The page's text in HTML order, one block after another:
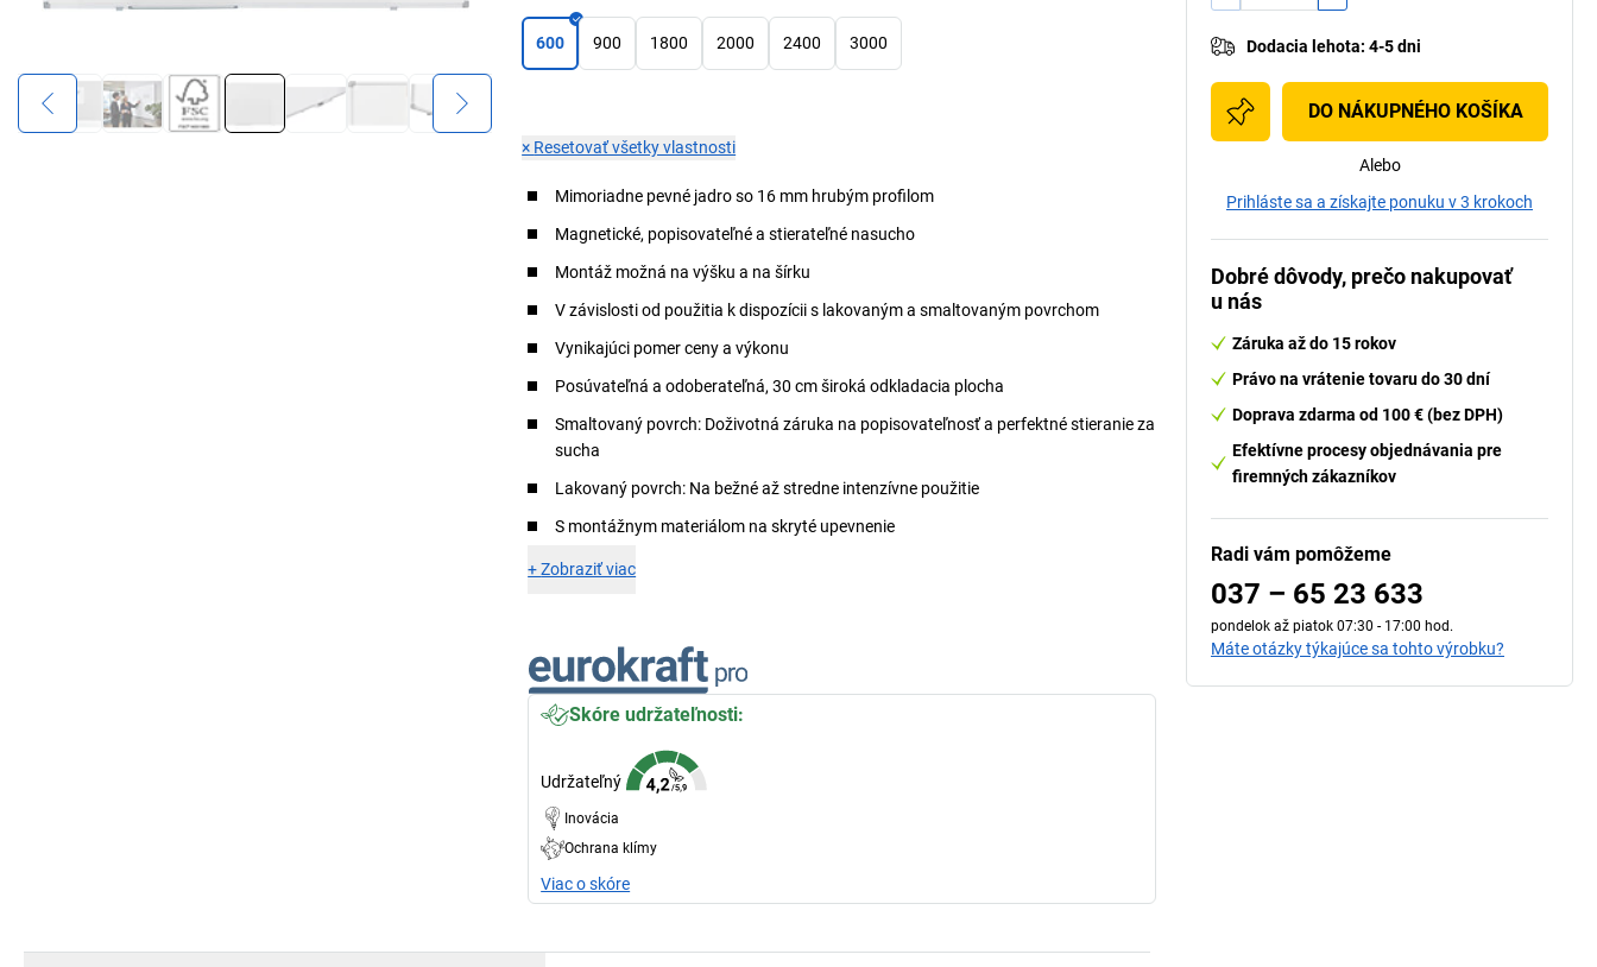
600 900 1800 2000 2400 3000
× Resetovať všetky vlastnosti
Mimoriadne pevné jadro so 16 mm hrubým profilom
Magnetické, popisovateľné a stierateľné nasucho
Montáž možná na výšku a na šírku
V závislosti od použitia k dispozícii s lakovaným a smaltovaným povrchom
Vynikajúci pomer ceny a výkonu
Posúvateľná a odoberateľná, 30 cm široká odkladacia plocha
Smaltovaný povrch: Doživotná záruka na popisovateľnosť a perfektné stieranie za
sucha
Lakovaný povrch: Na bežné až stredne intenzívne použitie
S montážnym materiálom na skryté upevnenie
+Zobraziť viac
Skóre udržateľnosti:
Udržateľný
Inovácia
Ochrana klímy
Viac o skóre
Dodacia lehota: 4-5 dni
DO NÁKUPNÉHO KOŠÍKA
Alebo
Prihláste sa a získajte ponuku v 3 krokoch
Dobré dôvody, prečo nakupovať
u nás
Záruka až do 15 rokov
Právo na vrátenie tovaru do 30 dní
Doprava zdarma od 100 € (bez DPH)
Efektívne procesy objednávania pre
firemných zákazníkov
Radi vám pomôžeme
037 – 65 23 633
pondelok až piatok 07:30 - 17:00 hod.
Máte otázky týkajúce sa tohto výrobku?